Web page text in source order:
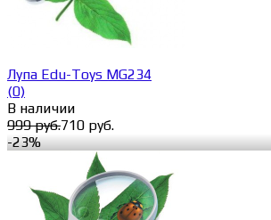
Лупа Edu-Toys MG234
(0)
В наличии
999 руб.710 руб.
-23%